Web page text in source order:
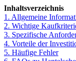
Inhaltsverzeichnis
1. Allgemeine
2. Wichtige
3. Spezifische
4. Vorteile der
5. Häufige Fehler